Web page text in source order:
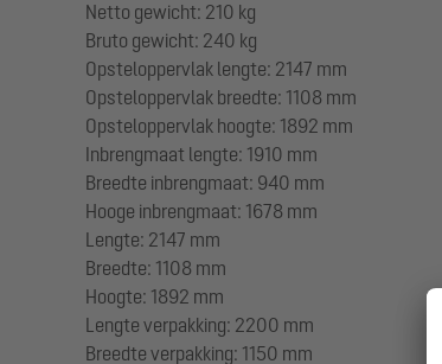
Netto gewicht: 210 kg
Bruto gewicht: 240 kg
Opsteloppervlak lengte: 2147 mm
Opsteloppervlak breedte: 1108 mm
Opsteloppervlak hoogte: 1892 mm
Inbrengmaat lengte: 1910 mm
Breedte inbrengmaat: 940 mm
Hooge inbrengmaat: 1678 mm
Lengte: 2147 mm
Breedte: 1108 mm
Hoogte: 1892 mm
Lengte verpakking: 2200 mm
Breedte verpakking: 1150 mm